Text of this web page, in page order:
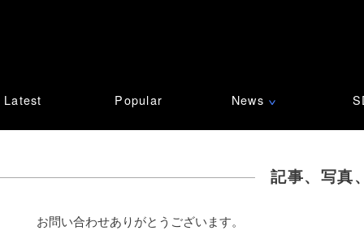
Latest Popular News ∨
記事、写真
お問い合わせありがとうございます。